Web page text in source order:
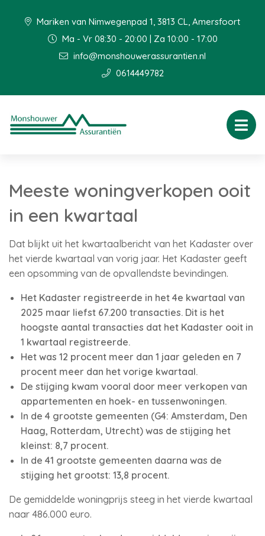
Mariken van Nimwegenpad 1, 3813 CL, Amersfoort
Ma - Vr 08:30 - 20:00 | Za 10:00 - 17:00
info@monshouwerassurantien.nl
0614449782
Meeste woningverkopen ooit
in een kwartaal
Dat blijkt uit het kwartaalbericht van het Kadaster over
het vierde kwartaal van vorig jaar. Het Kadaster geeft
een opsomming van de opvallendste bevindingen.
Het Kadaster registreerde in het 4e kwartaal van
2025 maar liefst 67.200 transacties. Dit is het
hoogste aantal transacties dat het Kadaster ooit in
1 kwartaal registreerde.
Het was 12 procent meer dan 1 jaar geleden en 7
procent meer dan het vorige kwartaal.
De stijging kwam vooral door meer verkopen van
appartementen en hoek- en tussenwoningen.
In de 4 grootste gemeenten (G4: Amsterdam, Den
Haag, Rotterdam, Utrecht) was de stijging het
kleinst: 8,7 procent.
In de 41 grootste gemeenten daarna was de
stijging het grootst: 13,8 procent.
De gemiddelde woningprijs steeg in het vierde kwartaal
naar 486.000 euro.